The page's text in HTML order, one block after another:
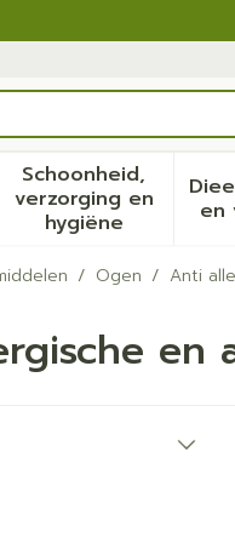
Schoonheid,
verzorging en
hygiëne
Toon
en
/ Ogen / Anti
en